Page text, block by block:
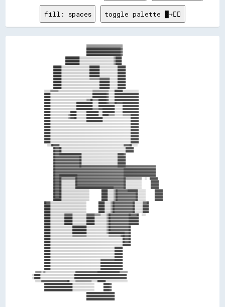
fill: spaces toggle palette ▓→✊🏽
                                    ▒▒▒▒▒▒▒▒▒▒▒▒▒▒▒▒▒▒▒▒▒▒▒▒▒▒▒▒▒▒▒▒▒▒▒▒
                                    ██████████████████████████████████▓▓
                                    ██████████████████████████████████▓▓
                                    ██████████████████████████████████▓▓
                      ██████████████░░░░░░░░░░░░░░░░░░░░░░░░░░░░░░░░░░▒▒██████
                      ██████████████░░░░░░░░░░░░░░░░░░░░░░░░░░░░░░░░░░▒▒██████
                      ██████████████░░░░░░░░░░░░░░░░░░░░░░░░░░░░░░░░░░▒▒██████
              ████████░░░░░░░░░░░░░░░░░░░░░░░░░░░░██████████░░░░░░░░░░░░░░░░░░████████
              ████████░░░░░░░░░░░░░░░░░░░░░░░░░░░░██████████░░░░░░░░░░░░░░░░░░████████
              ████████░░░░░░░░░░░░░░░░░░░░░░░░░░░░██████████░░░░░░░░░░░░░░░░░░████████
              ████████░░░░░░░░░░░░░░░░░░░░░░░░░░░░██████████░░░░░░░░░░░░░░░░░░████████
              ████████░░░░░░░░░░░░░░░░░░░░░░░░░░░░▒▒▒▒▒▒▒▒▒▒▓▓▓▓▓▓▓▓▓▓░░░░░░░░████████
              ████████░░░░░░░░░░░░░░░░░░░░░░░░░░░░░░░░░░░░░░██████████░░░░░░░░████████
              ████████░░░░░░░░░░░░░░░░░░░░░░░░░░░░░░░░░░░░░░██████████░░░░░░░░████████
              ████████░░░░░░░░░░░░░░░░░░░░░░░░░░░░░░░░░░░░░░██████████░░░░░░░░████████
        ░░░░░░▒▒▒▒▒▒▒▒░░░░░░░░░░░░░░░░░░░░░░░░░░░░░░░░░░▒▒▒▒▒▒▒▒▒▒▒▒▒▒▒▒░░░░░░████████░░░░░░░░░░░░░░░░
        ██████░░░░░░░░░░░░░░░░░░░░░░░░░░░░░░░░░░░░░░░░░░██████████████▓▓░░░░░░████████████████████████
        ██████░░░░░░░░░░░░░░░░░░░░░░░░░░░░░░░░░░░░░░░░░░██████████████▓▓░░░░░░████████████████████████
        ██████░░░░░░░░░░░░░░░░░░░░░░░░░░░░░░░░░░░░▒▒▒▒██▒▒▒▒▒▒████████▓▓░░░░░░████████████████████████
        ██████░░░░░░░░░░░░░░░░░░░░░░░░░░████████████████░░░░░░████████▓▓▒▒▒▒▒▒██▓▓▓▓▓▓████████████████
        ██████░░░░░░░░░░░░░░░░░░░░░░░░░░████████████████░░░░░░████████████████░░░░░░░░████████████████
        ██████░░░░░░░░░░░░░░░░░░░░░░░░░░████████████████▒▒▒▒▒▒▓▓▓▓████████████░░░░░░░░████████████████
        ██████░░░░░░░░░░░░░░░░░░░░██████░░░░░░░░░░████████████░░░░████████████░░░░░░░░████████████████
        ██████░░░░░░░░░░░░░░░░░░▒▒██████░░░░░░░░░░████████████░░░░██████▒▒▒▒▒▒░░░░░░░░▒▒▒▒▒▒▒▒████████
        ██████░░░░░░░░░░░░░░░░░░▒▒▓▓▓▓██░░░░░░░░░░████████████████░░░░░░░░░░░░░░░░░░░░░░░░░░░░████████
        ██████░░░░░░░░░░░░░░░░░░░░░░░░░░░░░░░░░░░░████████████████░░░░░░░░░░░░░░░░░░░░░░░░░░░░████████
        ██████░░░░░░░░░░░░░░░░░░░░░░░░░░░░░░░░░░░░░░░░░░░░░░░░░░░░░░░░░░░░░░░░░░░░░░░░░░░░░░░░████████
        ██████░░░░░░░░░░░░░░░░░░░░░░░░░░░░░░░░░░░░░░░░░░░░░░░░░░░░░░░░░░░░░░░░░░░░░░░░░░░░░░░░████████
        ██████░░░░░░░░░░░░░░░░░░░░░░░░░░░░░░░░░░░░░░░░░░░░░░░░░░░░░░░░░░░░░░░░░░░░░░░░░░░░░░░░████████
        ██████░░░░░░░░░░░░░░░░░░░░░░░░░░░░░░░░░░░░░░░░░░░░░░░░░░░░░░░░░░░░░░░░░░░░░░░░░░░░░░░░████████
        ██████░░░░░░░░░░░░░░░░░░░░░░░░░░░░░░░░░░░░░░░░░░░░░░░░░░░░░░░░░░░░░░░░░░░░░░░░░░░░░░░░████████
        ██████░░░░░░░░░░░░░░░░░░░░░░░░░░░░░░░░░░░░░░░░░░░░░░░░░░░░░░░░░░░░░░░░░░░░░░░░░░░░░░░░████████
        ██████░░░░░░░░░░░░░░░░░░░░░░░░░░░░░░░░░░░░░░░░░░░░░░░░░░░░░░░░░░░░░░░░░░░░░░░░░░░░░░░░████████
          ░░░░██▓▓▓▓▓▓░░░░░░░░░░░░░░░░░░░░░░░░░░░░░░░░░░░░░░░░░░░░░░░░░░░░░░░░░░░░░░░░▓▓▓▓▓▓██░░░░░░
              ██▓▓▓▓██░░░░░░░░░░░░░░░░░░░░░░░░░░░░░░░░░░░░░░░░░░░░░░░░░░░░░░░░░░░░░░░░████████
              ██▓▓▓▓██░░░░░░░░░░░░░░░░░░░░░░░░░░░░░░░░░░░░░░░░░░░░░░░░░░░░░░░░░░░░░░░░████████
              ██▓▓▓▓██████████████████████░░░░░░░░░░░░░░░░░░░░░░░░░░░░░░░░░░░░██████▓▓
              ██▓▓▓▓▓▓▓▓▓▓▓▓▓▓▓▓▓▓▓▓▓▓▓▓██░░░░░░░░░░░░░░░░░░░░░░░░░░░░░░░░░░░░████████
              ██▓▓▓▓▓▓▓▓▓▓▓▓▓▓▓▓▓▓▓▓▓▓▓▓██░░░░░░░░░░░░░░░░░░░░░░░░░░░░░░░░░░░░████████
              ██▓▓▓▓▓▓▓▓▓▓▓▓▓▓▓▓▓▓▓▓▓▓▓▓██░░░░░░░░░░░░░░░░░░░░░░░░░░░░░░░░░░░░████████
              ██▓▓▓▓▓▓▓▓▓▓▓▓▓▓▓▓▓▓▓▓▓▓▓▓██▓▓▓▓▓▓▓▓▓▓▓▓▓▓▓▓▓▓▓▓▓▓▓▓▓▓▓▓▓▓▓▓▓▓▓▓████████▓▓▓▓▓▓▓▓▓▓▓▓▓▓▓▓▓▓▓▓▓▓▓▓▓▓▓▓▓▓
              ██▓▓▓▓▓▓▓▓▓▓▓▓▓▓▓▓▓▓▓▓▓▓▓▓▓▓▓▓▓▓▓▓▓▓▓▓▓▓▓▓▓▓▓▓▓▓▓▓▓▓▓▓▓▓▓▓▓▓▓▓▓▓▓▓▓▓▓▓████████████████████████████████
              ██▓▓▓▓▓▓▓▓▓▓▓▓▓▓▓▓▓▓▓▓▓▓▓▓▓▓▓▓▓▓▓▓▓▓▓▓▓▓▓▓▓▓▓▓▓▓▓▓▓▓▓▓▓▓▓▓▓▓▓▓▓▓▓▓▓▓▓▓████████████████████████████████
              ██▓▓▓▓██████████████████▓▓▓▓▓▓▓▓▓▓▓▓▓▓▓▓▓▓▓▓▓▓▓▓▓▓▓▓▓▓▓▓▓▓▓▓▓▓▓▓▓▓▓▓▓▓████████████████████████████████
              ██▓▓▓▓██▒▒▒▒▒▒▒▒▒▒▒▒▒▒██▓▓▓▓▓▓▓▓▓▓▓▓▓▓▓▓▓▓▓▓▓▓▓▓▓▓▓▓▓▓▓▓▓▓▓▓▓▓▓▓▓▓▓▓▓▓██▒▒▒▒▒▒▒▒▒▒▒▒▒▒▒▒  ░░  ████████
              ██▓▓▓▓██░░░░░░░░░░░░░░██▓▓▓▓▓▓▓▓▓▓▓▓▓▓▓▓▓▓▓▓▓▓▓▓▓▓▓▓▓▓▓▓▓▓▓▓▓▓▓▓▓▓▓▓▓▓██░░░░░░░░░░░░░░░░      ████████
              ██▓▓▓▓██░░░░░░░░░░░░░░██▓▓▓▓▓▓▓▓▓▓▓▓▓▓▓▓▓▓▓▓▓▓▓▓▓▓▓▓▓▓▓▓▓▓▓▓▓▓▓▓▓▓▓▓▓▓██░░░░░░░░░░░░░░░░      ████████
              ██▓▓▓▓██░░░░░░░░░░░░░░██████████████████████████████████████▓▓▓▓▓▓▓▓▓▓██░░░░░░░░░░░░░░░░      ████████
              ██▓▓▓▓██░░░░░░░░░░░░░░░░░░░░░░░░░░░░        ██████░░░░░░▒▒██▓▓▓▓▓▓▓▓▓▓██████████░░░░░░░░      ████████
              ██▓▓▓▓██░░░░░░░░░░░░░░░░░░░░░░░░░░░░        ██████░░░░░░▒▒██▓▓▓▓▓▓▓▓▓▓▓▓▓▓▓▓▓▓██░░░░░░░░      ████████
              ██▓▓▓▓██░░░░░░░░░░░░░░░░░░░░░░░░░░░░        ██████░░░░░░▒▒██▓▓▓▓▓▓▓▓▓▓▓▓▓▓▓▓▓▓██░░░░░░░░      ████████
              ████████░░░░░░░░░░░░░░░░░░░░░░░░░░░░        ██████░░░░░░▒▒██▓▓▓▓▓▓▓▓▓▓▓▓▓▓▓▓▓▓██░░░░░░░░      ████████
        ██▓▓▓▓░░░░░░░░░░░░░░░░░░░░░░░░░░░░░░░░░░░░        ██████░░░░░░▒▒██▓▓▓▓▓▓▓▓▓▓▓▓▓▓▓▓▓▓██░░░░░░░░▓▓▓▓██
        ██████░░░░░░░░░░░░░░░░░░░░░░░░░░░░░░░░░░░░        ██████░░░░░░▒▒██▓▓▓▓▓▓▓▓▓▓▓▓▓▓▓▓▓▓██░░░░░░░░██████
        ██████░░░░░░░░░░░░░░░░░░░░░░░░░░░░░░░░░░░░        ██████░░░░░░▒▒██▓▓▓▓▓▓▓▓▓▓▓▓▓▓▓▓▓▓██░░░░░░░░██████
        ██████░░░░░░░░░░░░░░░░░░░░░░░░░░░░░░░░░░░░        ██████░░░░░░▒▒██▓▓▓▓▓▓▓▓▓▓▓▓▓▓▓▓▓▓██░░░░░░░░██████
        ██████░░░░░░░░░░░░░░▓▓▓▓▓▓▓▓░░░░░░░░░░░░░░▓▓▓▓▓▓▓▓▒▒▒▒▒▒░░░░░░▒▒██▓▓▓▓▓▓▓▓▓▓▓▓▓▓▓▓▓▓██▓▓▓▓▓▓██  ░░░░
        ██████░░░░░░░░░░░░░░████████░░░░░░░░░░░░░░████████░░░░░░░░░░░░▒▒██▓▓▓▓▓▓▓▓▓▓▓▓▓▓▓▓▓▓██████████
        ██████░░░░░░░░░░░░░░████████░░░░░░░░░░░░░░████████░░░░░░░░░░░░▒▒██▓▓▓▓▓▓▓▓▓▓▓▓▓▓▓▓▓▓██████████
        ██████░░░░░░░░░░░░░░████████░░░░░░░░░░░░░░████████░░░░░░░░░░░░▒▒██▓▓▓▓▓▓▓▓▓▓▓▓▓▓▓▓▓▓██████████
        ██████░░░░░░░░░░░░░░░░░░░░░░██████████████░░░░░░░░░░░░░░░░░░░░▒▒██▓▓▓▓▓▓▓▓▓▓▓▓▓▓▓▓▓▓██
        ██████░░░░░░░░░░░░░░░░░░░░░░██████████████░░░░░░░░░░░░░░░░░░░░▒▒██▓▓▓▓▓▓▓▓▓▓▓▓▓▓▓▓▓▓██
        ██████░░░░░░░░░░░░░░░░░░░░░░██████████████░░░░░░░░░░░░░░░░░░░░▒▒████████████████▓▓▓▓██
        ██████░░░░░░░░░░░░░░░░░░░░░░▒▒▒▒▒▒▒▒▒▒▒▒▒▒░░░░░░░░░░░░░░░░░░░░░░▒▒▒▒▒▒▒▒▒▒▒▒▓▓██▓▓▓▓██
        ██████░░░░░░░░░░░░░░░░░░░░░░░░░░░░░░░░░░░░░░░░░░░░░░░░░░░░░░░░░░░░░░░░░░░░░░░░██▓▓▓▓██
        ██████░░░░░░░░░░░░░░░░░░░░░░░░░░░░░░░░░░░░░░░░░░░░░░░░░░░░░░░░░░░░░░░░░░░░░░░░██▓▓▓▓██
        ██████░░░░░░░░░░░░░░░░░░░░░░░░░░░░░░░░░░░░░░░░░░░░░░░░░░░░░░░░░░░░░░░░░░░░░░░░████████
        ██████░░░░░░░░░░░░░░░░░░░░░░░░░░░░░░░░░░░░░░░░░░░░░░░░░░░░░░░░░░░░░░░░████████
        ██████░░░░░░░░░░░░░░░░░░░░░░░░░░░░░░░░░░░░░░░░░░░░░░░░░░░░░░░░░░░░░░░░████████
        ██████░░░░░░░░░░░░░░░░░░░░░░░░░░░░░░░░░░░░░░░░░░░░░░░░░░░░░░░░░░░░░░░░████████
        ██████░░░░░░░░░░░░░░░░░░░░░░░░░░░░░░░░░░░░░░░░░░░░░░░░░░░░░░░░░░░░░░░░████████
        ██████░░░░░░░░░░░░░░░░░░░░░░░░░░░░░░░░░░░░░░░░░░░░░░░░░░▓▓▓▓▓▓▓▓▓▓▓▓▓▓████████
        ██████░░░░░░░░░░░░░░░░░░░░░░░░░░░░░░░░░░░░░░░░░░░░░░░░░░██████████████████████
        ██████░░░░░░░░░░░░░░░░░░░░░░░░░░░░░░░░░░░░░░░░░░░░░░░░░░██████████████████████
        ██████░░░░░░░░░░░░░░░░░░░░░░░░░░░░░░░░░░░░░░░░░░░░░░░░░░██████████████████████
  ▒▒▒▒▒▒░░▒▒░░░░░░░░░░░░░░░░░░░░░░░░░░░░░░▓▓▓▓▓▓▓▓▓▓▓▓▓▓▓▓▓▓▓▓▓▓██████████████████████▒▒▒▒▒▒▒▒
░░██████░░░░░░░░░░░░░░░░░░░░░░░░░░░░░░░░░░████████████████████████████████████████████████████
░░██████░░░░░░░░░░░░░░░░░░░░░░░░░░░░░░░░░░████████████████████████████████████████████████████
  ░░░░░░▓▓▓▓▓▓▓▓▓▓▓▓▓▓▓▓▓▓▓▓▓▓▓▓▓▓██░░░░░░▒▒▒▒▒▒▒▒▒▒▒▒▒▒▒▒░░░░░░████████░░░░░░░░░░░░░░░░░░░░░░
        ████████████████████████████░░░░░░░░░░░░░░░░░░░░░░      ██████▓▓
        ████████████████████████████░░░░░░░░░░░░░░░░░░░░░░      ██████▓▓
        ████████████████████████████░░░░░░░░░░░░░░░░░░░░░░      ██████▓▓
                                    ████████████████████████████
                                    ████████████████████████████